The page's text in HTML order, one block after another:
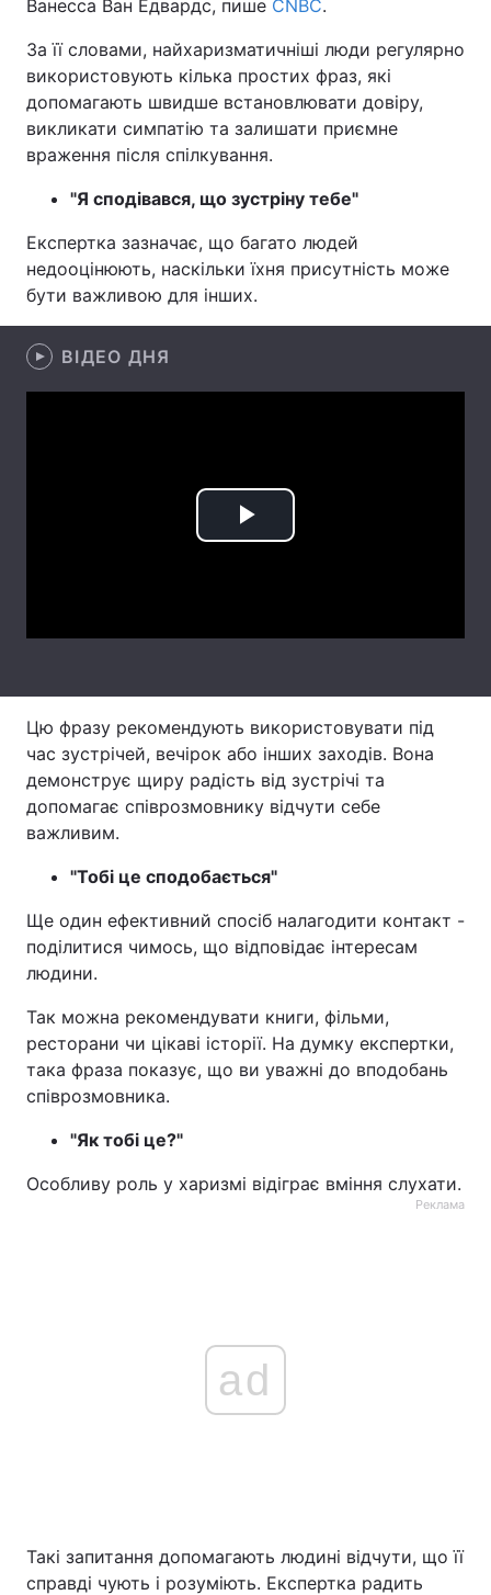
Техно і зв'язок Лайт
Зброя Інциденти
Екологія Регіони
Тема оформлення
Ванесса Ван Едвардс, пише CNBC.
За її словами, найхаризматичніші люди регулярно
використовують кілька простих фраз, які
допомагають швидше встановлювати довіру,
викликати симпатію та залишати приємне
враження після спілкування.
"Я сподівався, що зустріну тебе"
Експертка зазначає, що багато людей
недооцінюють, наскільки їхня присутність може
бути важливою для інших.
ВІДЕО ДНЯ
Play
Цю фразу рекомендують використовувати під
час зустрічей, вечірок або інших заходів. Вона
демонструє щиру радість від зустрічі та
допомагає співрозмовнику відчути себе
важливим.
"Тобі це сподобається"
Ще один ефективний спосіб налагодити контакт -
поділитися чимось, що відповідає інтересам
людини.
Так можна рекомендувати книги, фільми,
ресторани чи цікаві історії. На думку експертки,
така фраза показує, що ви уважні до вподобань
співрозмовника.
"Як тобі це?"
Особливу роль у харизмі відіграє вміння слухати.
Реклама
ad
Такі запитання допомагають людині відчути, що її
справді чують і розуміють. Експертка радить